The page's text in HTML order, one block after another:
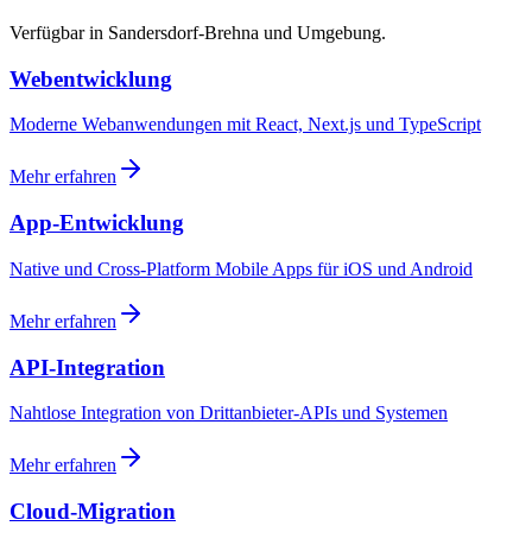
Verfügbar in Sandersdorf-Brehna und Umgebung.
Webentwicklung
Moderne Webanwendungen mit React, Next.js und TypeScript
Mehr erfahren
App-Entwicklung
Native und Cross-Platform Mobile Apps für iOS und Android
Mehr erfahren
API-Integration
Nahtlose Integration von Drittanbieter-APIs und Systemen
Mehr erfahren
Cloud-Migration